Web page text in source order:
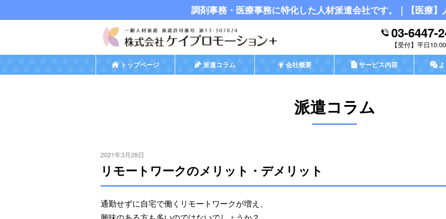
調剤事務・医療事務に特化した人材派遣会社です。｜【医療】
03-6447-
平日
トップページ 派遣コラム 会社概要 サービス内容
派遣コラム
2021年3月28日
リモートワークのメリット・デメリット
通勤せずに自宅で働くリモートワークが増え、